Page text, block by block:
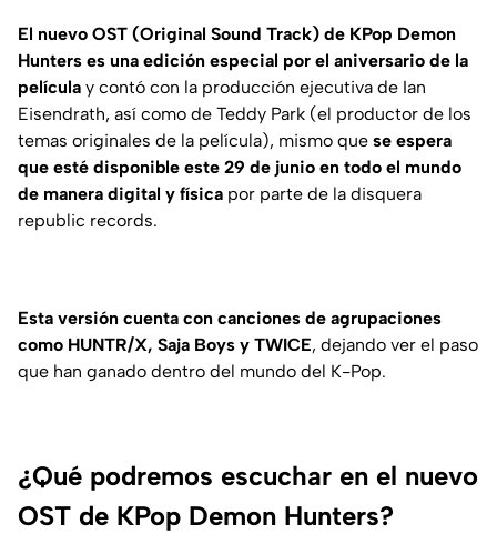
El nuevo OST (Original Sound Track) de KPop Demon
Hunters es una edición especial por el aniversario de la
película y contó con la producción ejecutiva de Ian
Eisendrath, así como de Teddy Park (el productor de los
temas originales de la película), mismo que se espera
que esté disponible este 29 de junio en todo el mundo
de manera digital y física por parte de la disquera
republic records.
Esta versión cuenta con canciones de agrupaciones
como HUNTR/X, Saja Boys y TWICE, dejando ver el paso
que han ganado dentro del mundo del K-Pop.
¿Qué podremos escuchar en el nuevo
OST de KPop Demon Hunters?